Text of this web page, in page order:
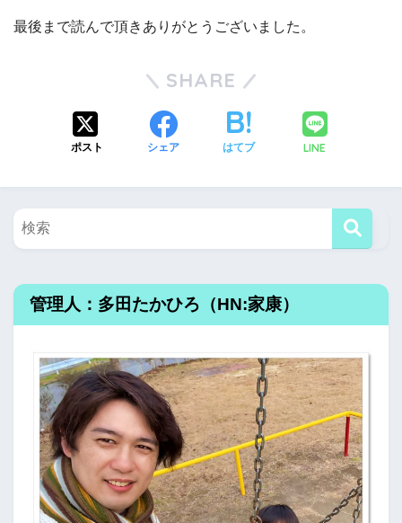
最後まで読んで頂きありがとうございました。
SHARE
ポスト シェア はてブ LINE
管理人：多田たかひろ（HN:家康）